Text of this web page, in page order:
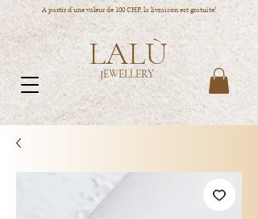
A partir d'une valeur de 100 CHF, la livraison est gratuite!
LALÙ
JEWELLERY